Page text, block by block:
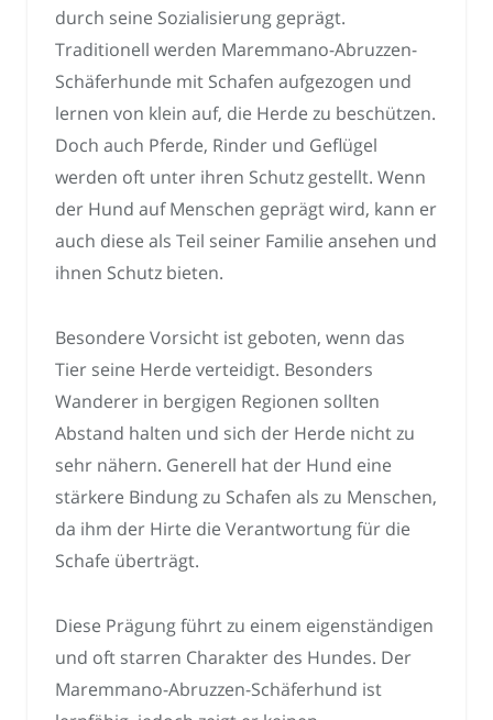
durch seine Sozialisierung geprägt.
Traditionell werden Maremmano-Abruzzen-
Schäferhunde mit Schafen aufgezogen und
lernen von klein auf, die Herde zu beschützen.
Doch auch Pferde, Rinder und Geflügel
werden oft unter ihren Schutz gestellt. Wenn
der Hund auf Menschen geprägt wird, kann er
auch diese als Teil seiner Familie ansehen und
ihnen Schutz bieten.
Besondere Vorsicht ist geboten, wenn das
Tier seine Herde verteidigt. Besonders
Wanderer in bergigen Regionen sollten
Abstand halten und sich der Herde nicht zu
sehr nähern. Generell hat der Hund eine
stärkere Bindung zu Schafen als zu Menschen,
da ihm der Hirte die Verantwortung für die
Schafe überträgt.
Diese Prägung führt zu einem eigenständigen
und oft starren Charakter des Hundes. Der
Maremmano-Abruzzen-Schäferhund ist